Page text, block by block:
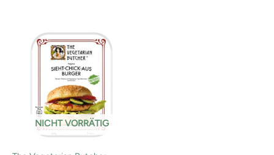
NICHT VORRÄTIG